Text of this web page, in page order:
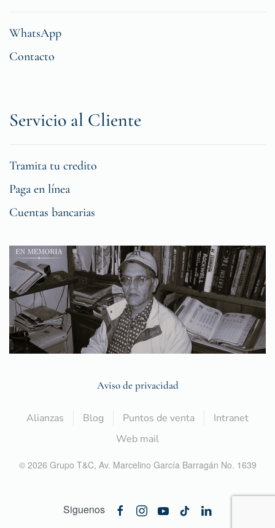
WhatsApp
Contacto
Servicio al Cliente
Tramita tu credito
Paga en línea
Cuentas bancarias
Aviso de privacidad
Alianzas Blog Puntos de venta
Intranet
Web mail
© 2026 Grupo T&C, Av. Marcelino García Barragán No. 1639
Siguenos